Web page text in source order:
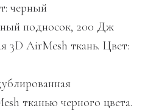
черный
подносок, 200 Дж
AirMesh ткань. Цвет:
тканью черного цвета.